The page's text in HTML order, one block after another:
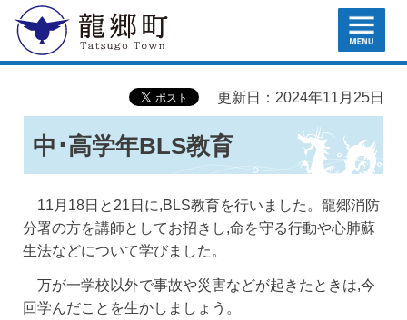
龍郷町 MENU
更新日：2024年11月25日
中･高学年BLS教育
11月18日と21日に,BLS教育を行いました。龍郷消防
分署の方を講師としてお招きし,命を守る行動や心肺蘇
生法などについて学びました。
万が一学校以外で事故や災害などが起きたときは,今
回学んだことを生かしましょう。